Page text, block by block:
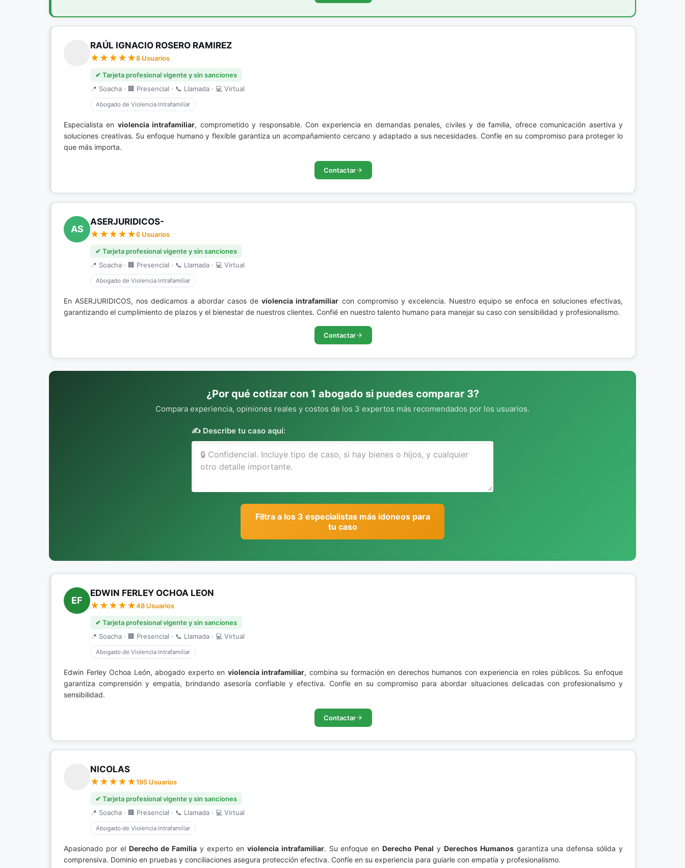
RAÚL IGNACIO ROSERO RAMIREZ
8 Usuarios
✔ Tarjeta profesional vigente y sin sanciones
📍 Soacha · 🏢 Presencial · 📞 Llamada · 💻 Virtual
Abogado de Violencia Intrafamiliar
Especialista en violencia intrafamiliar, comprometido y responsable. Con experiencia en demandas penales, civiles y de familia, ofrece comunicación asertiva y
soluciones creativas. Su enfoque humano y flexible garantiza un acompañamiento cercano y adaptado a sus necesidades. Confíe en su compromiso para proteger lo
que más importa.
Contactar
AS
ASERJURIDICOS-
6 Usuarios
✔ Tarjeta profesional vigente y sin sanciones
📍 Soacha · 🏢 Presencial · 📞 Llamada · 💻 Virtual
Abogado de Violencia Intrafamiliar
En ASERJURIDICOS, nos dedicamos a abordar casos deviolencia intrafamiliar con compromiso y excelencia. Nuestro equipo se enfoca en soluciones efectivas,
garantizando el cumplimiento de plazos y el bienestar de nuestros clientes. Confié en nuestro talento humano para manejar su caso con sensibilidad y profesionalismo.
Contactar
¿Por qué cotizar con 1 abogado si puedes comparar 3?
Compara experiencia, opiniones reales y costos de los 3 expertos más recomendados por los usuarios.
✍️ Describe tu caso aquí:
Filtra a los 3 especialistas más idoneos para
tu caso
EF
EDWIN FERLEY OCHOA LEON
48 Usuarios
✔ Tarjeta profesional vigente y sin sanciones
📍 Soacha · 🏢 Presencial · 📞 Llamada · 💻 Virtual
Abogado de Violencia Intrafamiliar
Edwin Ferley Ochoa León, abogado experto en violencia intrafamiliar, combina su formación en derechos humanos con experiencia en roles públicos. Su enfoque
garantiza comprensión y empatía, brindando asesoría confiable y efectiva. Confíe en su compromiso para abordar situaciones delicadas con profesionalismo y
sensibilidad.
Contactar
NICOLAS
195 Usuarios
✔ Tarjeta profesional vigente y sin sanciones
📍 Soacha · 🏢 Presencial · 📞 Llamada · 💻 Virtual
Abogado de Violencia Intrafamiliar
Apasionado por el Derecho de Familia y experto en violencia intrafamiliar. Su enfoque enDerecho Penal y Derechos Humanosgarantiza una defensa sólida y
comprensiva. Dominio en pruebas y conciliaciones asegura protección efectiva. Confíe en su experiencia para guiarle con empatía y profesionalismo.